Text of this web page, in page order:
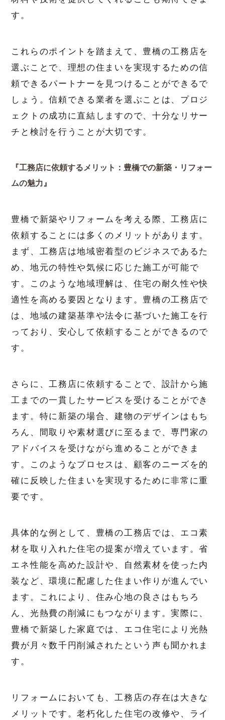
す。
これらのポイントを踏まえて、豊橋の工務店を
選ぶことで、理想の住まいを実現するための信
頼できるパートナーを見つけることができるで
しょう。信頼できる業者を選ぶことは、プロジ
ェクトの成功に直結しますので、十分なリサー
チと検討を行うことが大切です。
『工務店に依頼するメリット：豊橋での新築・リフォー
ムの魅力』
豊橋で新築やリフォームを考える際、工務店に
依頼することには多くのメリットがあります。
まず、工務店は地域密着型のビジネスであるた
め、地元の特性や気候に応じた施工が可能で
す。このような地域理解は、住宅の耐久性や快
適性を高める要因となります。豊橋の工務店で
は、地域の建築基準や法令に基づいた施工を行
っており、安心して依頼することができるので
す。
さらに、工務店に依頼することで、設計から施
工までの一貫したサービスを受けることができ
ます。特に新築の場合、建物のデザインはもち
ろん、間取りや素材選びに至るまで、専門家の
アドバイスを受けながら進めることができま
す。このようなプロセスは、顧客のニーズを的
確に反映した住まいを実現するために非常に重
要です。
具体的な例として、豊橋の工務店では、エコ素
材を取り入れた住宅の提案が増えています。省
エネ性能を高めた設計や、自然素材を使った内
装など、環境に配慮した住まい作りが進んでい
ます。これにより、住み心地の良さはもちろ
ん、光熱費の削減にもつながります。実際に、
豊橋で新築した家庭では、エコ住宅により光熱
費が月々数千円削減されたという声も聞かれま
す。
リフォームにおいても、工務店の存在は大きな
メリットです。老朽化した住宅の改修や、ライ